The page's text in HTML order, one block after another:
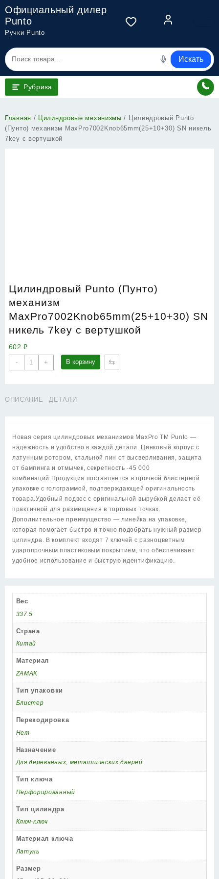
Перейти
содержимому
Официальный дилер
Punto
Ручки Punto
Искать
Рубрика
Главная / Цилиндровые механизмы / Цилиндровый Punto
(Пунто) механизм MaxPro7002Knob65mm(25+10+30) SN никель
7key с вертушкой
Цилиндровый Punto (Пунто)
механизм
MaxPro7002Knob65mm(25+10+30) SN
никель 7key с вертушкой
602₽
-
Количество
товара
(Пунто)
никель
с
+ В корзину ⇆
ОПИСАНИЕ ДЕТАЛИ
Новая серия цилиндровых механизмов MaxPro TM Punto —
надежность и удобство в каждой детали. Цинковый корпус с
латунным ротором, стальной пин от высверливания, защита
от бампинга и отмычек, секретность -45 000
комбинаций.Продукция поставляется в прочной блистерной
упаковке с голограммой, подтверждающей оригинальность
товара.Удобный подвес с оригинальной вырубкой делает её
практичной для размещения в торговых точках.
Дополнительное преимущество — линейка на упаковке,
которая помогает быстро и точно подобрать нужный размер
цилиндра. В комплект входят 7 ключей с разноцветным
ударопрочным пластиковым покрытием, что обеспечивает
удобное использование и быструю идентификацию.
Вес
337.5
Страна
Китай
Материал
ZAMAK
Тип упаковки
Блистер
Перекодировка
Нет
Назначение
Для деревянных, металлических дверей
Тип ключа
Перфорированный
Тип цилиндра
Ключ-ключ
Материал ключа
Латунь
Размер